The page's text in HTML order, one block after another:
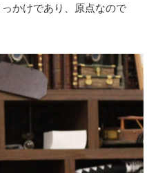
かけであり、原点なので